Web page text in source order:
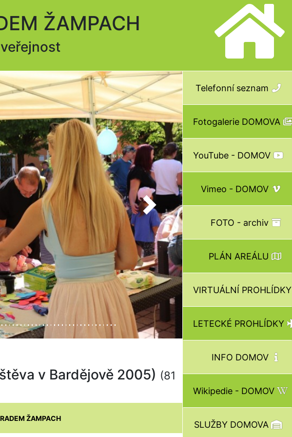
ŽAMPACH
Next
v Bardějově 2005) (81
ŽAMPACH
Telefonní seznam
Fotogalerie DOMOVA
YouTube - DOMOV
Vimeo - DOMOV
FOTO - archiv
PLÁN AREÁLU
VIRTUÁLNÍ
LETECKÉ PROHLÍDKY
INFO DOMOV
Wikipedie - DOMOV
SLUŽBY DOMOVA